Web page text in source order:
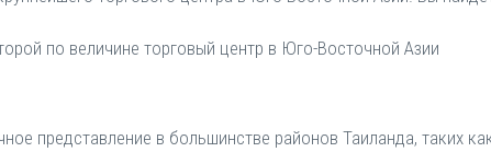
по величине торговый центр в Юго-Восточной Азии
представление в большинстве районов Таиланда, таких